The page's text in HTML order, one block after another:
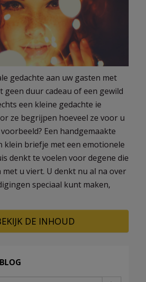
gedachte aan uw gasten met
geen duur cadeau of een gewild
een kleine gedachte ie
ze begrijpen hoeveel ze voor u
Een handgemaakte
klein briefje met een emotionele
denkt te voelen voor degene die
met u viert. U denkt nu al na over
speciaal kunt maken,
DE INHOUD